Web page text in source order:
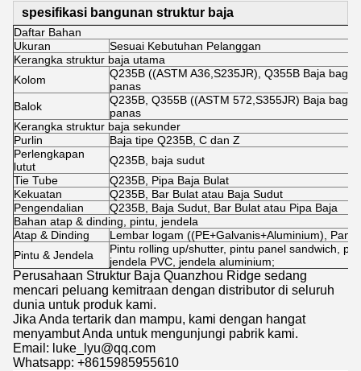
spesifikasi bangunan struktur baja
Daftar Bahan
Ukuran
Sesuai Kebutuhan Pelanggan
Kerangka struktur baja utama
Kolom
Q235B ((ASTM A36,S235JR), Q355B Baja
panas
Balok
Q235B, Q355B ((ASTM 572,S355JR) Baja
panas
Kerangka struktur baja sekunder
Purlin
Baja tipe Q235B, C dan Z
Perlengkapan
lutut
Q235B, baja sudut
Tie Tube
Q235B, Pipa Baja Bulat
Kekuatan
Q235B, Bar Bulat atau Baja Sudut
Pengendalian
Q235B, Baja Sudut, Bar Bulat atau Pipa Baja
Bahan atap & dinding, pintu, jendela
Atap & Dinding
Lembar logam ((PE+Galvanis+Aluminium),
Pintu & Jendela
Pintu rolling up/shutter, pintu panel sandwich,
jendela PVC, jendela aluminium;
Perusahaan Struktur Baja Quanzhou Ridge sedang
mencari peluang kemitraan dengan distributor di seluruh
dunia untuk produk kami.
Jika Anda tertarik dan mampu, kami dengan hangat
menyambut Anda untuk mengunjungi pabrik kami.
Email: luke_lyu@qq.com
Whatsapp: +8615985955610